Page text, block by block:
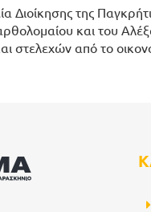
Διοίκησης της
και του
στελεχών από το